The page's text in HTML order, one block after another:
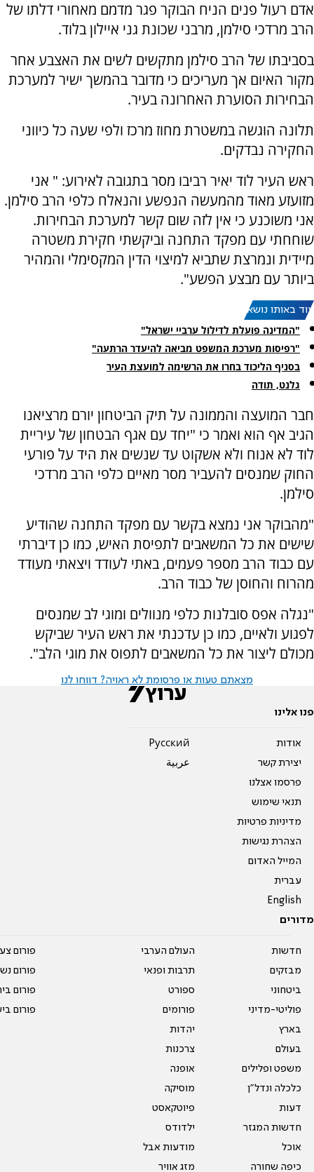
אדם רעול פנים הניח הבוקר פגר מדמם מאחורי דלתו של
הרב מרדכי סילמן, מרבני שכונת גני איילון בלוד.
בסביבתו של הרב סילמן מתקשים לשים את האצבע אחר
מקור האיום אך מעריכים כי מדובר בהמשך ישיר למערכת
הבחירות הסוערת האחרונה בעיר.
תלונה הוגשה במשטרת מחוז מרכז ולפי שעה כל כיווני
החקירה נבדקים.
ראש העיר לוד יאיר רביבו מסר בתגובה לאירוע: " אני
מזועזע מאוד מהמעשה הנפשע והנאלח כלפי הרב סילמן.
אני משוכנע כי אין לזה שום קשר למערכת הבחירות.
שוחחתי עם מפקד התחנה וביקשתי חקירת משטרה
מיידית ונמרצת שתביא למיצוי הדין המקסימלי והמהיר
ביותר עם מבצע הפשע".
עוד באותו נושא:
"המדינה פועלת לדילול ערביי ישראל"
"רפיסות מערכת המשפט מביאה להיעדר הרתעה"
בסניף הליכוד בחרו את הרשימה למועצת העיר
גלנט, תודה
חבר המועצה והממונה על תיק הביטחון יורם מרציאנו
הגיב אף הוא ואמר כי "יחד עם אגף הבטחון של עיריית
לוד לא אנוח ולא אשקוט עד שנשים את היד על פורעי
החוק שמנסים להעביר מסר מאיים כלפי הרב מרדכי
סילמן.
"מהבוקר אני נמצא בקשר עם מפקד התחנה שהודיע
שישים את כל המשאבים לתפיסת האיש, כמו כן דיברתי
עם כבוד הרב מספר פעמים, באתי לעודד ויצאתי מעודד
מהרוח והחוסן של כבוד הרב.
"נגלה אפס סובלנות כלפי מנוולים ומוגי לב שמנסים
לפגוע ולאיים, כמו כן עדכנתי את ראש העיר שביקש
מכולם ליצור את כל המשאבים לתפוס את מוגי הלב".
מצאתם טעות או פרסומת לא ראויה? דווחו לנו
פנו אלינו
אודות
יצירת קשר
פרסמו אצלנו
תנאי שימוש
מדיניות פרטיות
הצהרת נגישות
המייל האדום
עברית
English
Pусский
عربية
מדורים
חדשות
מבזקים
ביטחוני
פוליטי-מדיני
בארץ
בעולם
משפט ופלילים
כלכלה ונדל"ן
דעות
חדשות המגזר
אוכל
כיפה שחורה
העולם הערבי
תרבות ופנאי
ספורט
פורומים
יהדות
צרכנות
אופנה
מוסיקה
פיוטקאסט
ילדודס
מודעות אבל
מזג אוויר
פורום
פורום
פורום
פורום